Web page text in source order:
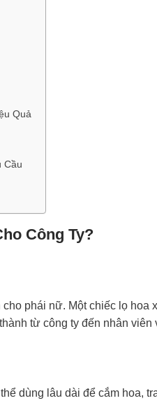
Quả
Cầu
Công Ty?
phái nữ. Một chiếc lọ hoa
từ công ty đến nhân viên
dùng lâu dài để cắm hoa,